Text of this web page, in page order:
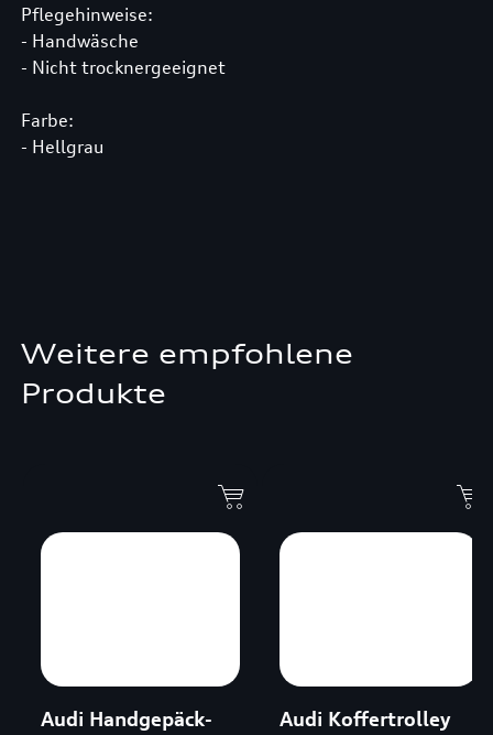
Pflegehinweise:
- Handwäsche
- Nicht trocknergeeignet
Farbe:
- Hellgrau
Weitere empfohlene
Produkte
Audi Handgepäck- Audi Koffertrolley